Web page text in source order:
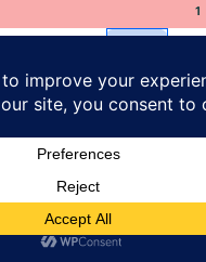
1
12 13 14 15
19 20 21 22
お問い合わせ